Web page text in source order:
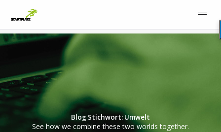
Blog Stichwort: Umwelt
See how we combine these two worlds together.